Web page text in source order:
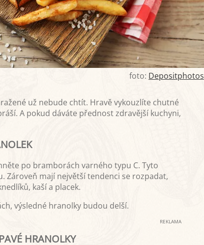
foto: Depositphotos
už nebude chtít. Hravě vykouzlíte chutné
A pokud dáváte přednost zdravější kuchyni,
po bramborách varného typu C. Tyto
Zároveň mají největší tendenci se rozpadat,
kaší a placek.
výsledné hranolky budou delší.
REKLAMA
HRANOLKY